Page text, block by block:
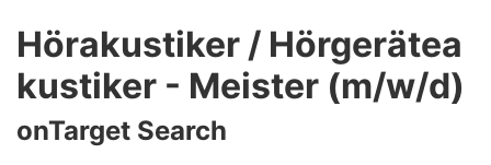
Hörakustiker / Hörgerätea
kustiker - Meister (m/w/d)
onTarget Search